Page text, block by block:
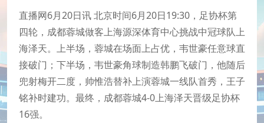
直播网6月20日讯 北京时间6月20日19:30，足协杯第
四轮，成都蓉城做客上海源深体育中心挑战中冠球队上
海泽天。上半场，蓉城在场面上占优，韦世豪任意球直
接破门；下半场，韦世豪角球制造韩鹏飞破门，他随后
兜射梅开二度，帅惟浩替补上演蓉城一线队首秀，王子
铭补时建功。最终，成都蓉城4-0上海泽天晋级足协杯
16强。